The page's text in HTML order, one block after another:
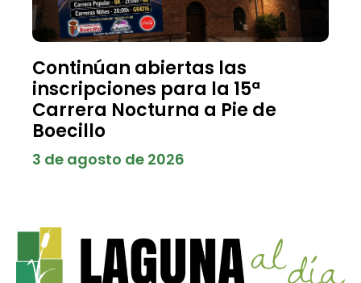
Continúan abiertas las
inscripciones para la 15ª
Carrera Nocturna a Pie de
Boecillo
3 de agosto de 2026